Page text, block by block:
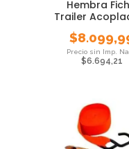
Hembra
Trailer
$
$6.694,21